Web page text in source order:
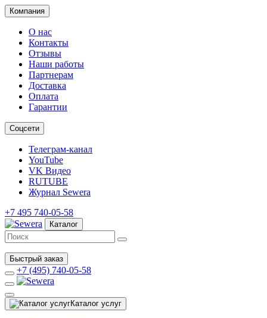
Компания
О нас
Контакты
Отзывы
Наши работы
Партнерам
Доставка
Оплата
Гарантии
Соцсети
Телеграм-канал
YouTube
VK Видео
RUTUBE
Журнал Sewera
+7 495 740-05-58
Каталог
Быстрый заказ
+7 (495) 740-05-58
Каталог услуг